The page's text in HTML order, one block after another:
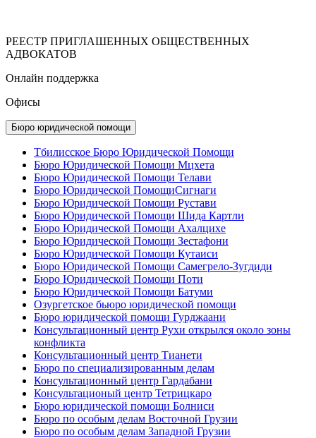
РЕЕСТР ПРИГЛАШЕННЫХ ОБЩЕСТВЕННЫХ
АДВОКАТОВ
Онлайн поддержка
Офисы
Бюро юридической помощи
Тбилисское Бюро Юридической Помощи
Бюро Юридической Помощи Мцхета
Бюро Юридической Помощи Телави
Бюро Юридической ПомощиСигнаги
Бюро Юридической Помощи Рустави
Бюро Юридической Помощи Шида Картли
Бюро Юридической Помощи Ахалцихе
Бюро Юридической Помощи Зестафони
Бюро Юридической Помощи Кутаиси
Бюро Юридической Помощи Самегрело-Зугдиди
Бюро Юридической Помощи Поти
Бюро Юридической Помощи Батуми
Озургетское бьюро юридической помощи
Бюро юридической помощи Гурджаани
Консультационный центр Рухи открылся около зоны
конфликта
Консультационный центр Тианети
Бюро по специализированным делам
Консультационный центр Гардабани
Консультационый центр Тетрицкаро
Бюро юридической помощи Болниси
Бюро по особым делам Восточной Грузии
Бюро по особым делам Западной Грузии